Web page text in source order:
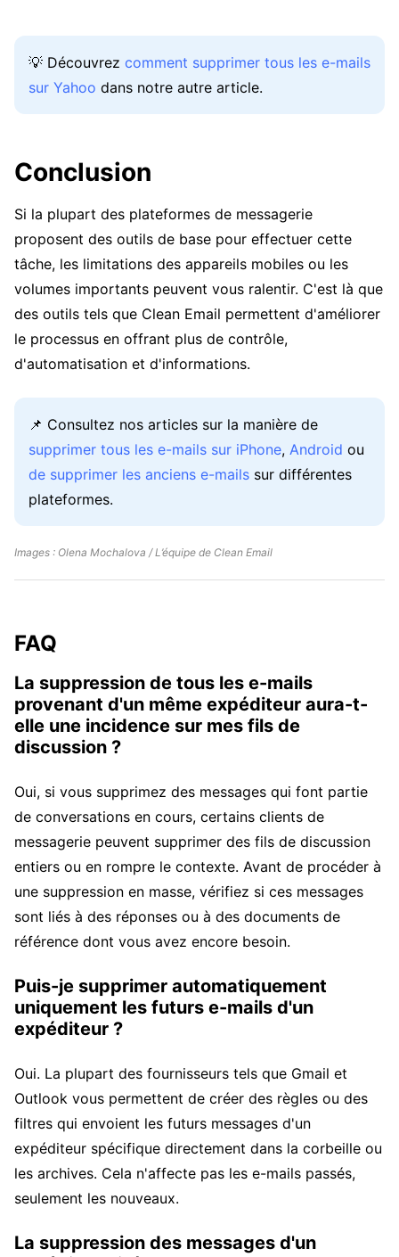
💡 Découvrez comment supprimer tous les e-mails
sur Yahoo dans notre autre article.
Conclusion
Si la plupart des plateformes de messagerie
proposent des outils de base pour effectuer cette
tâche, les limitations des appareils mobiles ou les
volumes importants peuvent vous ralentir. C'est là que
des outils tels que Clean Email permettent d'améliorer
le processus en offrant plus de contrôle,
d'automatisation et d'informations.
📌 Consultez nos articles sur la manière de
supprimer tous les e-mails sur iPhone, Android ou
de supprimer les anciens e-mails sur différentes
plateformes.
Images : Olena Mochalova / L’équipe de Clean Email
FAQ
La suppression de tous les e-mails
provenant d'un même expéditeur aura-t-
elle une incidence sur mes fils de
discussion ?
Oui, si vous supprimez des messages qui font partie
de conversations en cours, certains clients de
messagerie peuvent supprimer des fils de discussion
entiers ou en rompre le contexte. Avant de procéder à
une suppression en masse, vérifiez si ces messages
sont liés à des réponses ou à des documents de
référence dont vous avez encore besoin.
Puis-je supprimer automatiquement
uniquement les futurs e-mails d'un
expéditeur ?
Oui. La plupart des fournisseurs tels que Gmail et
Outlook vous permettent de créer des règles ou des
filtres qui envoient les futurs messages d'un
expéditeur spécifique directement dans la corbeille ou
les archives. Cela n'affecte pas les e-mails passés,
seulement les nouveaux.
La suppression des messages d'un